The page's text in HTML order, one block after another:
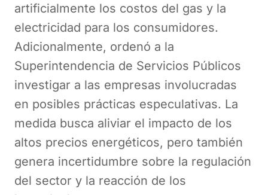
artificialmente los costos del gas y la
electricidad para los consumidores.
Adicionalmente, ordenó a la
Superintendencia de Servicios Públicos
investigar a las empresas involucradas
en posibles prácticas especulativas. La
medida busca aliviar el impacto de los
altos precios energéticos, pero también
genera incertidumbre sobre la regulación
del sector y la reacción de los